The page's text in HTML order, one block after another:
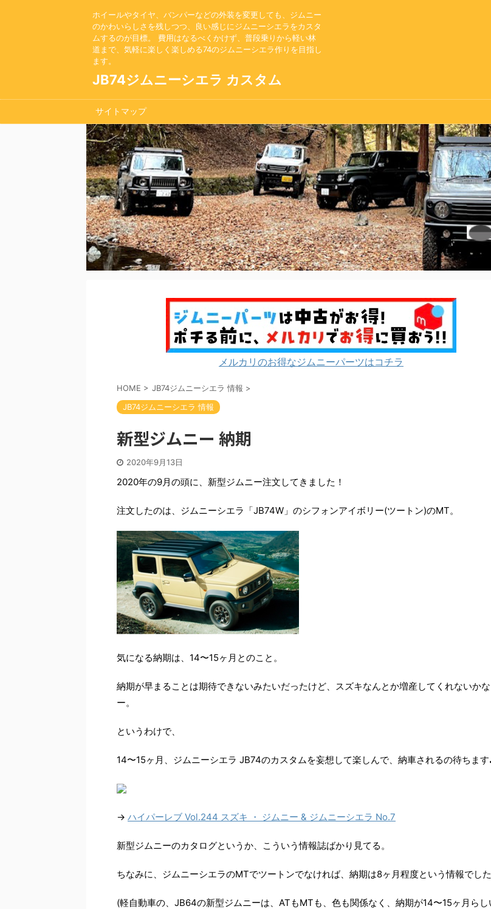
ホイールやタイヤ、バンパーなどの外装を変更しても、ジムニー
のかわいらしさを残しつつ、良い感じにジムニーシエラをカスタ
ムするのが目標。 費用はなるべくかけず、普段乗りから軽い林
道まで、気軽に楽しく楽しめる74のジムニーシエラ作りを目指し
ます。
JB74ジムニーシエラ カスタム
サイトマップ
メルカリのお得なジムニーパーツはコチラ
HOME > JB74ジムニーシエラ 情報 >
JB74ジムニーシエラ 情報
新型ジムニー 納期
2020年9月13日
2020年の9月の頭に、新型ジムニー注文してきました！
注文したのは、ジムニーシエラ「JB74W」のシフォンアイボリー(ツートン)のMT。
気になる納期は、14〜15ヶ月とのこと。
納期が早まることは期待できないみたいだったけど、スズキなんとか増産してくれないかな
ー。
というわけで、
14〜15ヶ月、ジムニーシエラ JB74のカスタムを妄想して楽しんで、納車されるの待ちま
→ ハイパーレブ Vol.244 スズキ ・ ジムニー & ジムニーシエラ No.7
新型ジムニーのカタログというか、こういう情報誌ばかり見てる。
ちなみに、ジムニーシエラのMTでツートンでなければ、納期は8ヶ月程度という情報でした
(軽自動車の、JB64の新型ジムニーは、ATもMTも、色も関係なく、納期が14〜15ヶ月らし